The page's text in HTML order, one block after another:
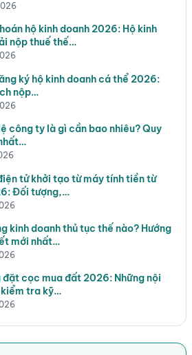
hộ kinh doanh 2026: Hộ kinh
nộp thuế thế…
ký hộ kinh doanh cá thể 2026:
nộp…
công ty là gì cần bao nhiêu? Quy
tử khởi tạo từ máy tính tiền từ
Đối tượng,…
kinh doanh thủ tục thế nào? Hướng
mới nhất…
đặt cọc mua đất 2026: Những nội
tra kỹ…